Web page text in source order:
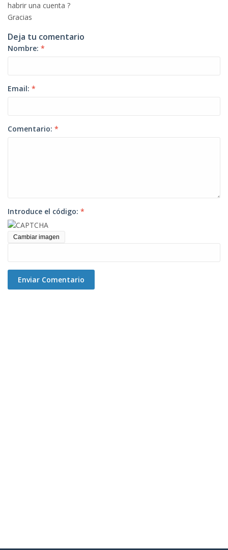
habrir una cuenta ?
Gracias
Deja tu comentario
Nombre: *
Email: *
Comentario: *
Introduce el código: *
Cambiar imagen
Enviar Comentario